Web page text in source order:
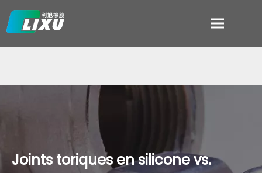
Joints toriques en silicone vs.